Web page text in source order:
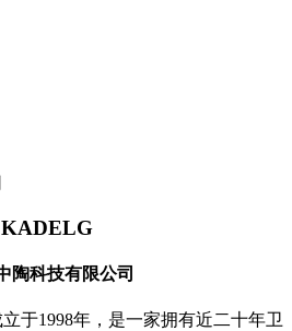
KADELG
陶科技有限公司
于1998年，是一家拥有近二十年卫